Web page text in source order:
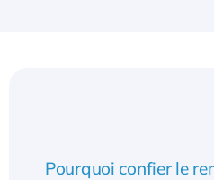
Pourquoi confier le